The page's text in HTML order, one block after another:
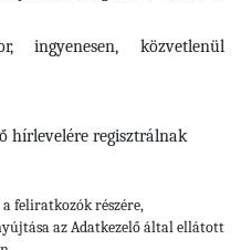
közvetlenül
hírlevelére regisztrálnak
feliratkozók részére,
az Adatkezelő által ellátott